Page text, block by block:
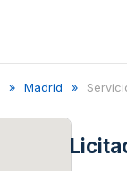
Madrid